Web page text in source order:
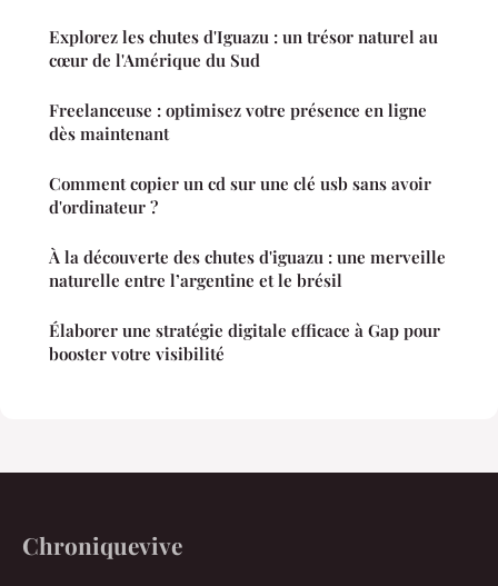
Explorez les chutes d'Iguazu : un trésor naturel au
cœur de l'Amérique du Sud
Freelanceuse : optimisez votre présence en ligne
dès maintenant
Comment copier un cd sur une clé usb sans avoir
d'ordinateur ?
À la découverte des chutes d'iguazu : une merveille
naturelle entre l’argentine et le brésil
Élaborer une stratégie digitale efficace à Gap pour
booster votre visibilité
Chroniquevive